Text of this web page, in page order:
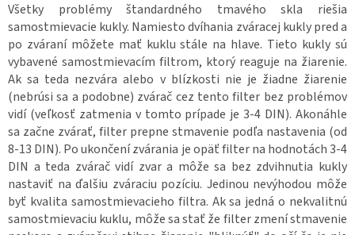
Všetky problémy štandardného tmavého skla riešia
samostmievacie kukly. Namiesto dvíhania zváracej kukly pred a
po zváraní môžete mať kuklu stále na hlave. Tieto kukly sú
vybavené samostmievacím filtrom, ktorý reaguje na žiarenie.
Ak sa teda nezvára alebo v blízkosti nie je žiadne žiarenie
(nebrúsi sa a podobne) zvárač cez tento filter bez problémov
vidí (veľkosť zatmenia v tomto prípade je 3-4 DIN). Akonáhle
sa začne zvárať, filter prepne stmavenie podľa nastavenia (od
8-13 DIN). Po ukončení zvárania je opäť filter na hodnotách 3-4
DIN a teda zvárač vidí zvar a môže sa bez zdvihnutia kukly
nastaviť na ďalšiu zváraciu pozíciu. Jedinou nevýhodou môže
byť kvalita samostmievacieho filtra. Ak sa jedná o nekvalitnú
samostmievaciu kuklu, môže sa stať že filter zmení stmavenie